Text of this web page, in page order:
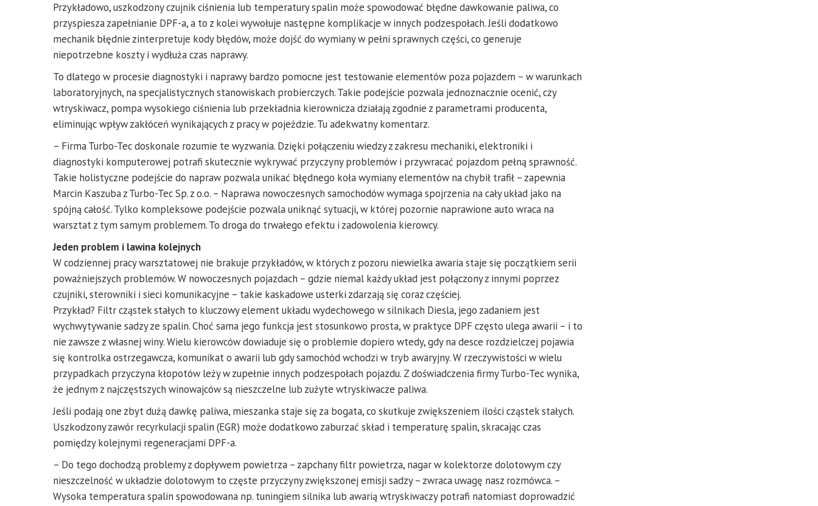
Przykładowo, uszkodzony czujnik ciśnienia lub temperatury spalin może spowodować błędne dawkowanie paliwa, co
przyspiesza zapełnianie DPF-a, a to z kolei wywołuje następne komplikacje w innych podzespołach. Jeśli dodatkowo
mechanik błędnie zinterpretuje kody błędów, może dojść do wymiany w pełni sprawnych części, co generuje
niepotrzebne koszty i wydłuża czas naprawy.
To dlatego w procesie diagnostyki i naprawy bardzo pomocne jest testowanie elementów poza pojazdem – w warunkach
laboratoryjnych, na specjalistycznych stanowiskach probierczych. Takie podejście pozwala jednoznacznie ocenić, czy
wtryskiwacz, pompa wysokiego ciśnienia lub przekładnia kierownicza działają zgodnie z parametrami producenta,
eliminując wpływ zakłóceń wynikających z pracy w pojeździe. Tu adekwatny komentarz.
– Firma Turbo-Tec doskonale rozumie te wyzwania. Dzięki połączeniu wiedzy z zakresu mechaniki, elektroniki i
diagnostyki komputerowej potrafi skutecznie wykrywać przyczyny problemów i przywracać pojazdom pełną sprawność.
Takie holistyczne podejście do napraw pozwala unikać błędnego koła wymiany elementów na chybił trafił – zapewnia
Marcin Kaszuba z Turbo-Tec Sp. z o.o. – Naprawa nowoczesnych samochodów wymaga spojrzenia na cały układ jako na
spójną całość. Tylko kompleksowe podejście pozwala uniknąć sytuacji, w której pozornie naprawione auto wraca na
warsztat z tym samym problemem. To droga do trwałego efektu i zadowolenia kierowcy.
Jeden problem i lawina kolejnych
W codziennej pracy warsztatowej nie brakuje przykładów, w których z pozoru niewielka awaria staje się początkiem serii
poważniejszych problemów. W nowoczesnych pojazdach – gdzie niemal każdy układ jest połączony z innymi poprzez
czujniki, sterowniki i sieci komunikacyjne – takie kaskadowe usterki zdarzają się coraz częściej.
Przykład? Filtr cząstek stałych to kluczowy element układu wydechowego w silnikach Diesla, jego zadaniem jest
wychwytywanie sadzy ze spalin. Choć sama jego funkcja jest stosunkowo prosta, w praktyce DPF często ulega awarii – i to
nie zawsze z własnej winy. Wielu kierowców dowiaduje się o problemie dopiero wtedy, gdy na desce rozdzielczej pojawia
się kontrolka ostrzegawcza, komunikat o awarii lub gdy samochód wchodzi w tryb awaryjny. W rzeczywistości w wielu
przypadkach przyczyna kłopotów leży w zupełnie innych podzespołach pojazdu. Z doświadczenia firmy Turbo-Tec wynika,
że jednym z najczęstszych winowajców są nieszczelne lub zużyte wtryskiwacze paliwa.
Jeśli podają one zbyt dużą dawkę paliwa, mieszanka staje się za bogata, co skutkuje zwiększeniem ilości cząstek stałych.
Uszkodzony zawór recyrkulacji spalin (EGR) może dodatkowo zaburzać skład i temperaturę spalin, skracając czas
pomiędzy kolejnymi regeneracjami DPF-a.
– Do tego dochodzą problemy z dopływem powietrza – zapchany filtr powietrza, nagar w kolektorze dolotowym czy
nieszczelność w układzie dolotowym to częste przyczyny zwiększonej emisji sadzy – zwraca uwagę nasz rozmówca. –
Wysoka temperatura spalin spowodowana np. tuningiem silnika lub awarią wtryskiwaczy potrafi natomiast doprowadzić